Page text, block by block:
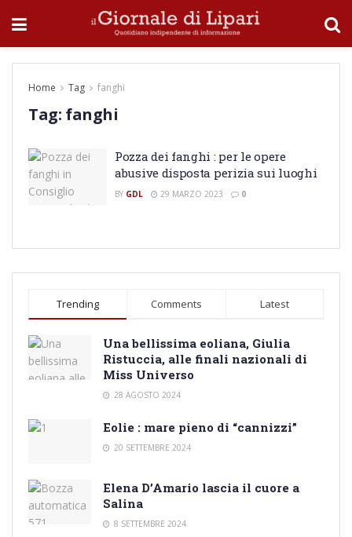
Home Tag fanghi
Tag: fanghi
Pozza dei fanghi : per le opere
abusive disposta perizia sui luoghi
BY GDL 29 MARZO 2023 0
Trending Comments Latest
Una bellissima eoliana, Giulia
Ristuccia, alle finali nazionali di
Miss Universo
28 AGOSTO 2024
Eolie : mare pieno di “cannizzi”
20 SETTEMBRE 2024
Elena D’Amario lascia il cuore a
Salina
8 SETTEMBRE 2024